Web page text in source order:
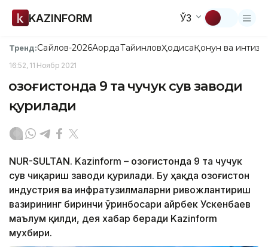
KAZINFORM ЎЗ
Тренд:Сайлов-2026АқордаТайинловҲодисаҚонун ва
16:52, 11 Ноябр 2021
Қозоғистонда 9 та чучук сув заводи
қурилади
NUR-SULTAN. Kazinform – Қозоғистонда 9 та чучук
сув чиқариш заводи қурилади. Бу ҳақда Қозоғистон
индустрия ва инфратузилмаларни ривожлантириш
вазирининг биринчи ўринбосари Қайрбек Ускенбаев
маълум қилди, дея хабар беради Kazinform
мухбири.